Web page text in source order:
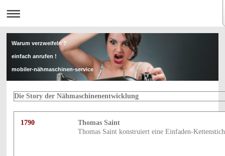
Warum verzweifeln ?
einfach anrufen !
mobiler-nähmaschinen-service
mobiler-nähmaschinen-servise
Die Story der Nähmaschinenentwicklung
1790
Thomas Saint
Thomas Saint konstruiert eine Einfaden-